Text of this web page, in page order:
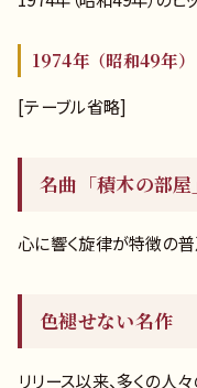
1974年（昭和49年
[テーブル省略]
名曲「積木の部屋」
心に響く旋律が特徴の普
色褪せない名作
リリース以来、多くの人